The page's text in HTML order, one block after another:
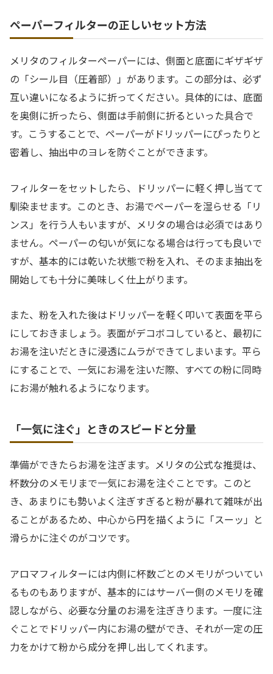
ペーパーフィルターの正しいセット方法
メリタのフィルターペーパーには、側面と底面にギザギザ
の「シール目（圧着部）」があります。この部分は、必ず
互い違いになるように折ってください。具体的には、底面
を奥側に折ったら、側面は手前側に折るといった具合で
す。こうすることで、ペーパーがドリッパーにぴったりと
密着し、抽出中のヨレを防ぐことができます。
フィルターをセットしたら、ドリッパーに軽く押し当てて
馴染ませます。このとき、お湯でペーパーを湿らせる「リ
ンス」を行う人もいますが、メリタの場合は必須ではあり
ません。ペーパーの匂いが気になる場合は行っても良いで
すが、基本的には乾いた状態で粉を入れ、そのまま抽出を
開始しても十分に美味しく仕上がります。
また、粉を入れた後はドリッパーを軽く叩いて表面を平ら
にしておきましょう。表面がデコボコしていると、最初に
お湯を注いだときに浸透にムラができてしまいます。平ら
にすることで、一気にお湯を注いだ際、すべての粉に同時
にお湯が触れるようになります。
「一気に注ぐ」ときのスピードと分量
準備ができたらお湯を注ぎます。メリタの公式な推奨は、
杯数分のメモリまで一気にお湯を注ぐことです。このと
き、あまりにも勢いよく注ぎすぎると粉が暴れて雑味が出
ることがあるため、中心から円を描くように「スーッ」と
滑らかに注ぐのがコツです。
アロマフィルターには内側に杯数ごとのメモリがついてい
るものもありますが、基本的にはサーバー側のメモリを確
認しながら、必要な分量のお湯を注ぎきります。一度に注
ぐことでドリッパー内にお湯の壁ができ、それが一定の圧
力をかけて粉から成分を押し出してくれます。